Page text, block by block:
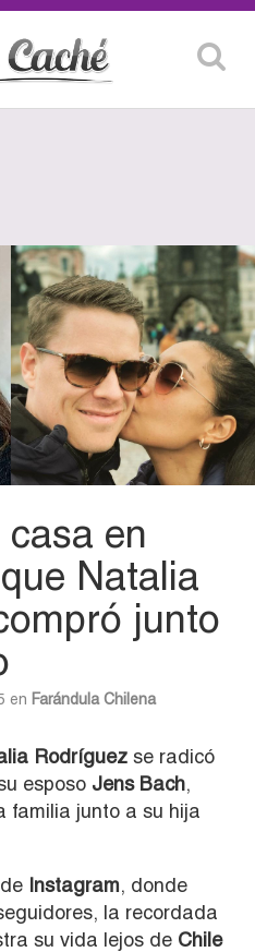
en
Natalia
junto
en Farándula Chilena
Rodríguez se radicó
esposo Jens Bach,
familia junto a su hija
Instagram, donde
la recordada
su vida lejos de Chile